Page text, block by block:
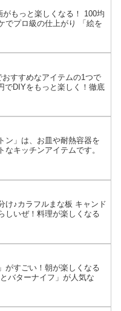
もっと楽しくなる！ 100均
でプロ級の仕上がり 「絵を
すすめなアイテムの1つで
でDIYをもっと楽しく！徹底
ン」は、お皿や耐熱容器を
キッチンアイテムです。
け♪カラフルまな板 キャンド
しいぜ！料理が楽しくなる
がすごい！朝が楽しくなる
バターナイフ」が人気な